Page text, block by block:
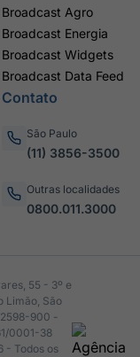
Broadcast Agro
Broadcast Energia
Broadcast Widgets
Broadcast Data Feed
Contato
São Paulo
(11) 3856-3500
Outras localidades
0800.011.3000
55 - 3º e
Limão, São
900 -
0001-38
- Todos os